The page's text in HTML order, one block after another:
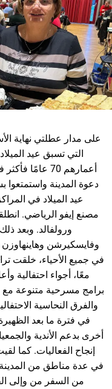
التي تسبق عيد
دعوة المدينة
عيد الميلاد في
مصنع إيفو الرياضي.
ورولفالد. وبعد
وفايسكيرشن وهاينهاوزن
في جميع الأحياء، خلقت
معًا، أجواء احتفالية
برامج مسرحية متنوعة مع
والفرق النحاسية
في فترة ما بعد
أخرى بدعم الأندية
إنجاح الفعاليات. كما
في عدة مناطق من
من السفر من وإلى